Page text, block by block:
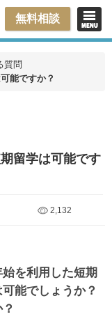
無料相談
質問
能ですか？
留学は可能です
2,132
を利用した短期
能でしょうか？